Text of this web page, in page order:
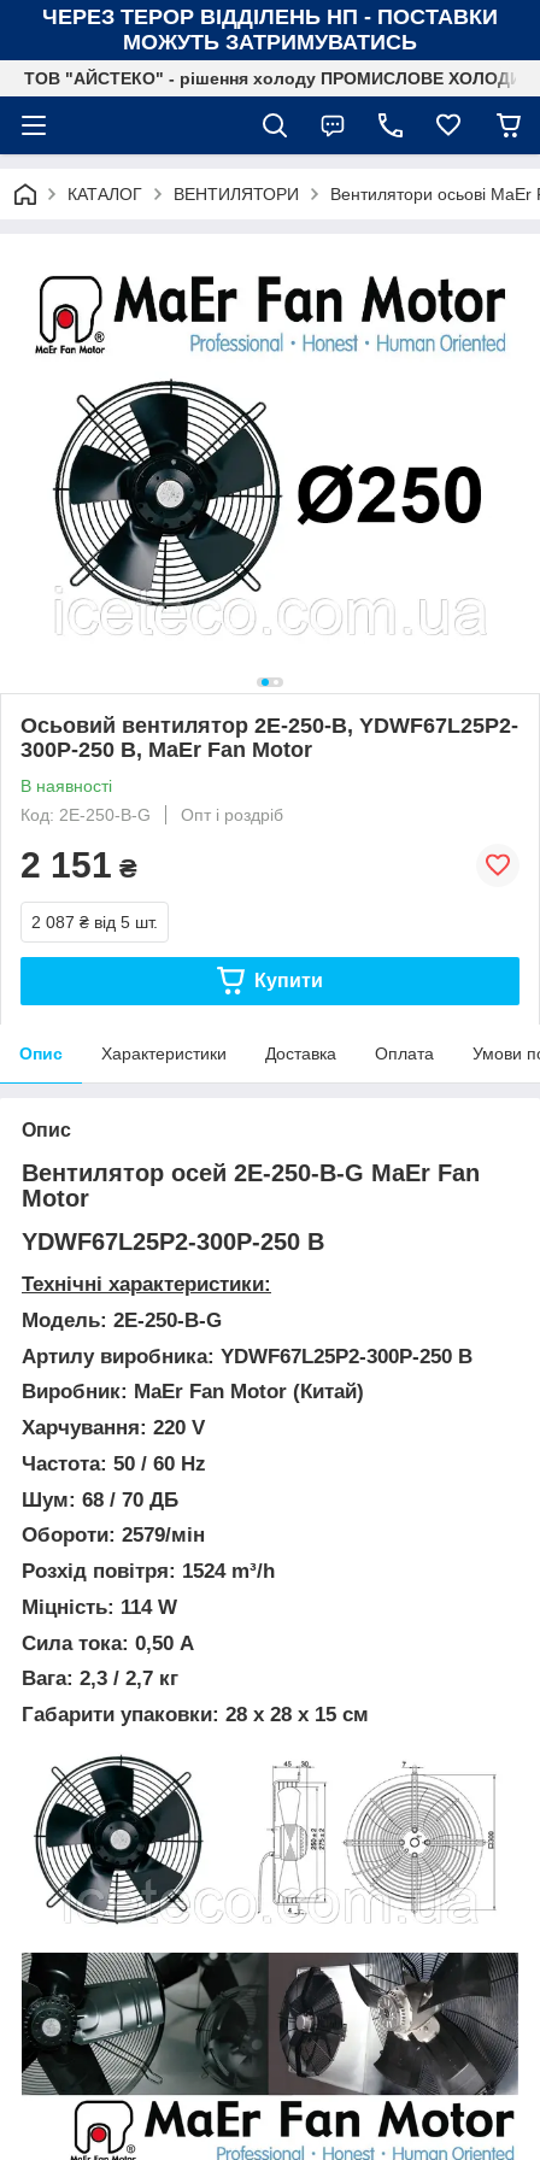
ЧЕРЕЗ ТЕРОР ВІДДІЛЕНЬ НП - ПОСТАВКИ
МОЖУТЬ ЗАТРИМУВАТИСЬ
ТОВ "АЙСТЕКО" - рішення холоду ПРОМИСЛОВЕ
КАТАЛОГ ВЕНТИЛЯТОРИ Вентилятори осьові
Осьовий вентилятор 2E-250-B, YDWF67L25P2-
300P-250 B, MaEr Fan Motor
В наявності
Код: 2E-250-B-G
Опт і роздріб
2 151 ₴
2 087 ₴ від 5 шт.
Купити
Опис Характеристики Доставка Оплата Умови
Опис
Вентилятор осей 2E-250-B-G MaEr Fan
Motor
YDWF67L25P2-300P-250 B
Технічні характеристики:
Модель: 2E-250-B-G
Артилу виробника: YDWF67L25P2-300P-250 B
Виробник: MaEr Fan Motor (Китай)
Харчування: 220 V
Частота: 50 / 60 Hz
Шум: 68 / 70 ДБ
Обороти: 2579/мін
Розхід повітря: 1524 m³/h
Міцність: 114 W
Сила тока: 0,50 А
Вага: 2,3 / 2,7 кг
Габарити упаковки: 28 х 28 х 15 см